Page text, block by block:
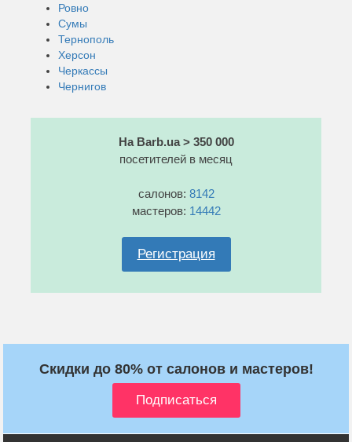
Ровно
Сумы
Тернополь
Херсон
Черкассы
Чернигов
На Barb.ua > 350 000
посетителей в месяц
салонов: 8142
мастеров: 14442
Регистрация
Скидки до 80% от салонов и мастеров!